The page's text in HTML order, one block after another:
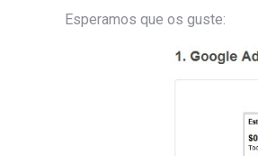
Esperamos que os guste: